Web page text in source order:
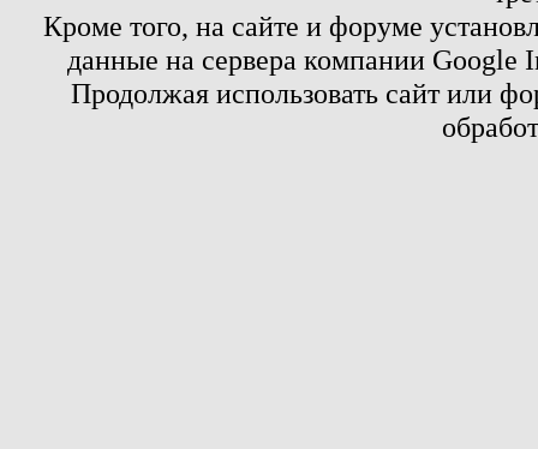
Кроме того, на сайте и форуме
данные на сервера компании
Продолжая использовать сайт или